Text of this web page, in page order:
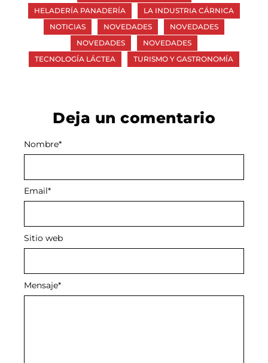
HELADERÍA PANADERÍA
LA INDUSTRIA CÁRNICA
NOTICIAS
NOVEDADES
NOVEDADES
NOVEDADES
NOVEDADES
TECNOLOGÍA LÁCTEA
TURISMO Y GASTRONOMÍA
Deja un comentario
Mensaje*
Nombre*
Email*
Sitio web
Alternative: